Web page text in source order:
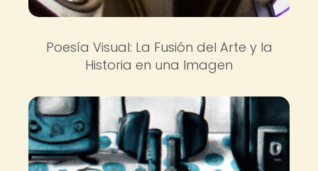
Poesía Visual: La Fusión del Arte y la
Historia en una Imagen